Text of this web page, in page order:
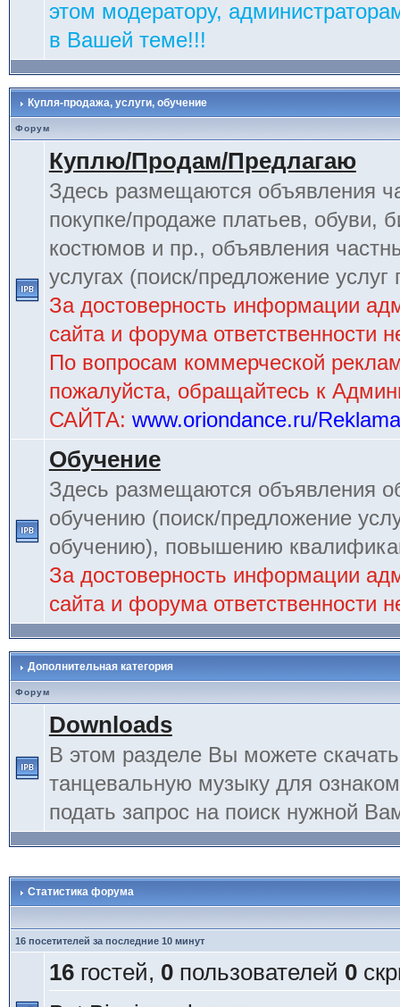
этом модератору,
в Вашей теме!!!
Купля-продажа, услуги, обучение
Форум
Куплю/Продам/Предлагаю
Здесь размещаются объявления
покупке/продаже платьев, обуви,
костюмов и пр., объявления
услугах (поиск/предложение
За достоверность информации
сайта и форума ответственности
По вопросам коммерческой
пожалуйста, обращайтесь к
САЙТА: www.oriondance.ru/Reklama
Обучение
Здесь размещаются объявления
обучению (поиск/предложение
обучению), повышению
За достоверность информации
сайта и форума ответственности
Дополнительная категория
Форум
Downloads
В этом разделе Вы можете
танцевальную музыку для
подать запрос на поиск нужной
Статистика форума
16 посетителей за последние 10 минут
16гостей, 0пользователей 0